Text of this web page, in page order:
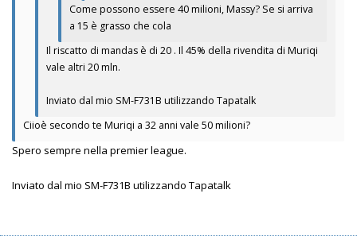
Come possono essere 40 milioni, Massy? Se si arriva
a 15 è grasso che cola
Il riscatto di mandas è di 20 . Il 45% della rivendita di Muriqi
vale altri 20 mln.
Inviato dal mio SM-F731B utilizzando Tapatalk
Ciioè secondo te Muriqi a 32 anni vale 50 milioni?
Spero sempre nella premier league.
Inviato dal mio SM-F731B utilizzando Tapatalk